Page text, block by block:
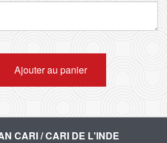
Ajouter au panier
CARI / CARI DE L'INDE